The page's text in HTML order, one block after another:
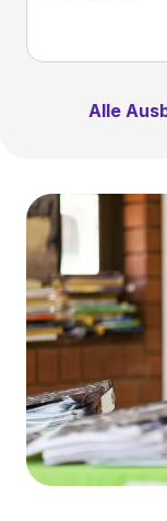
Alle